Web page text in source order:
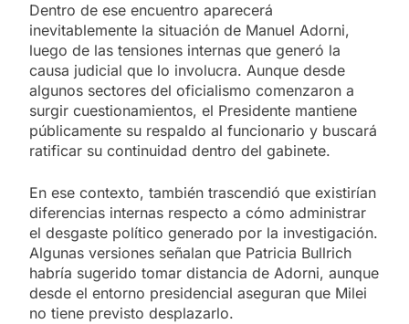
Dentro de ese encuentro aparecerá
inevitablemente la situación de Manuel Adorni,
luego de las tensiones internas que generó la
causa judicial que lo involucra. Aunque desde
algunos sectores del oficialismo comenzaron a
surgir cuestionamientos, el Presidente mantiene
públicamente su respaldo al funcionario y buscará
ratificar su continuidad dentro del gabinete.
En ese contexto, también trascendió que existirían
diferencias internas respecto a cómo administrar
el desgaste político generado por la investigación.
Algunas versiones señalan que Patricia Bullrich
habría sugerido tomar distancia de Adorni, aunque
desde el entorno presidencial aseguran que Milei
no tiene previsto desplazarlo.